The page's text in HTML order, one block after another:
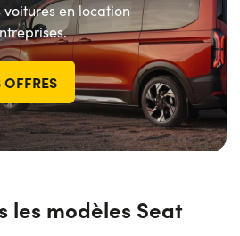
voitures en location
OFFRES
les modèles Seat